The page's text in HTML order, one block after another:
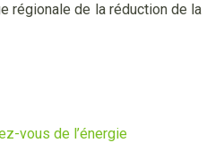
régionale de la réduction de la
vous de l’énergie